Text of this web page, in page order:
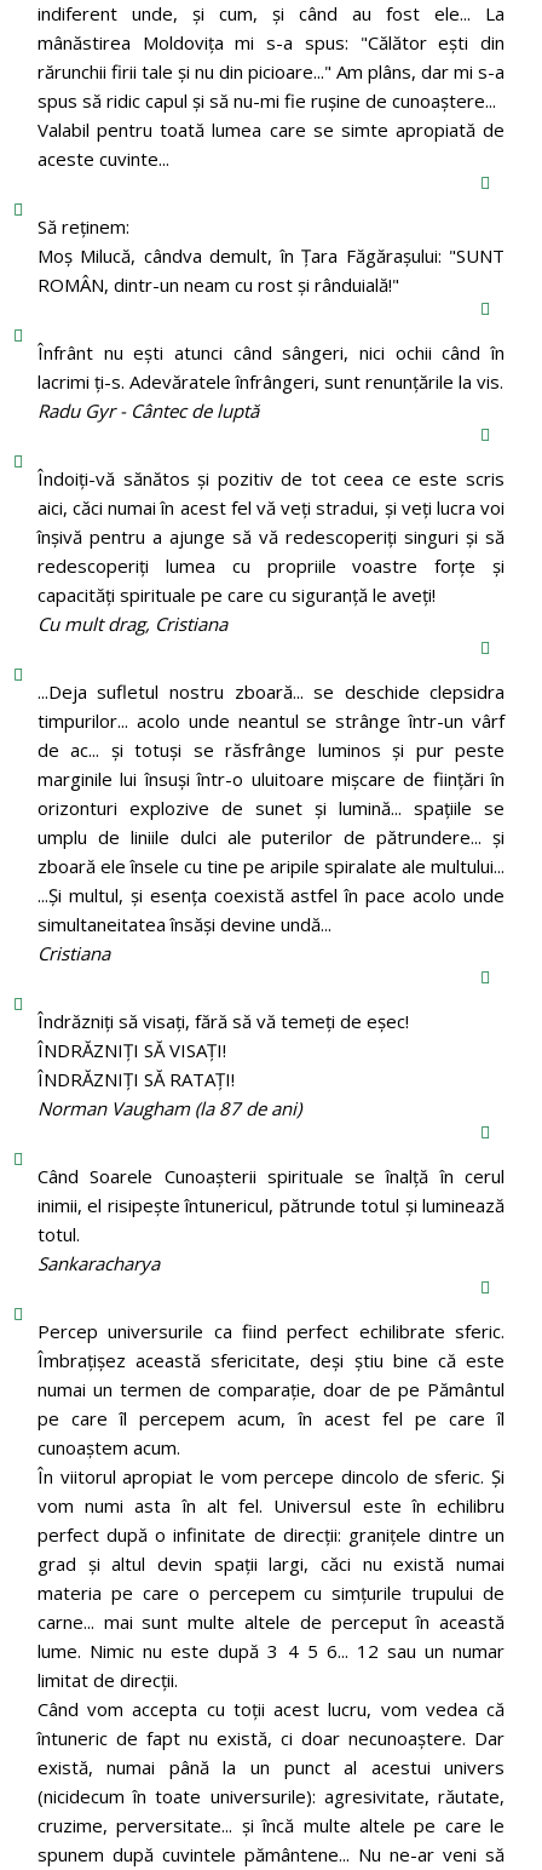
indiferent unde, și cum, și când au fost ele... La
mânăstirea Moldoviţa mi s-a spus: "Călător eşti din
rărunchii firii tale şi nu din picioare..." Am plâns, dar mi s-a
spus să ridic capul şi să nu-mi fie ruşine de cunoaştere...
Valabil pentru toată lumea care se simte apropiată de
aceste cuvinte...
Să reținem:
Moș Milucă, cândva demult, în Ţara Făgăraşului: "SUNT
ROMÂN, dintr-un neam cu rost şi rânduială!"
Înfrânt nu ești atunci când sângeri, nici ochii când în
lacrimi ți-s. Adevăratele înfrângeri, sunt renunțările la vis.
Radu Gyr - Cântec de luptă
Îndoiți-vă sănătos și pozitiv de tot ceea ce este scris
aici, căci numai în acest fel vă veți stradui, și veți lucra voi
înșivă pentru a ajunge să vă redescoperiți singuri și să
redescoperiți lumea cu propriile voastre forțe și
capacități spirituale pe care cu siguranță le aveți!
Cu mult drag, Cristiana
...Deja sufletul nostru zboară... se deschide clepsidra
timpurilor... acolo unde neantul se strânge într-un vârf
de ac... și totuși se răsfrânge luminos și pur peste
marginile lui însuși într-o uluitoare mișcare de ființări în
orizonturi explozive de sunet și lumină... spațiile se
umplu de liniile dulci ale puterilor de pătrundere... și
zboară ele însele cu tine pe aripile spiralate ale multului...
...Și multul, și esența coexistă astfel în pace acolo unde
simultaneitatea însăși devine undă...
Cristiana
Îndrăzniţi să visaţi, fără să vă temeţi de eşec!
ÎNDRĂZNIȚI SĂ VISAȚI!
ÎNDRĂZNIȚI SĂ RATAȚI!
Norman Vaugham (la 87 de ani)
Când Soarele Cunoaşterii spirituale se înalţă în cerul
inimii, el risipeşte întunericul, pătrunde totul şi luminează
totul.
Sankaracharya
Percep universurile ca fiind perfect echilibrate sferic.
Îmbrațișez această sfericitate, deși știu bine că este
numai un termen de comparație, doar de pe Pământul
pe care îl percepem acum, în acest fel pe care îl
cunoaștem acum.
În viitorul apropiat le vom percepe dincolo de sferic. Și
vom numi asta în alt fel. Universul este în echilibru
perfect după o infinitate de direcții: granițele dintre un
grad și altul devin spații largi, căci nu există numai
materia pe care o percepem cu simțurile trupului de
carne... mai sunt multe altele de perceput în această
lume. Nimic nu este după 3 4 5 6... 12 sau un numar
limitat de direcții.
Când vom accepta cu toții acest lucru, vom vedea că
întuneric de fapt nu există, ci doar necunoaștere. Dar
există, numai până la un punct al acestui univers
(nicidecum în toate universurile): agresivitate, răutate,
cruzime, perversitate... și încă multe altele pe care le
spunem după cuvintele pământene... Nu ne-ar veni să